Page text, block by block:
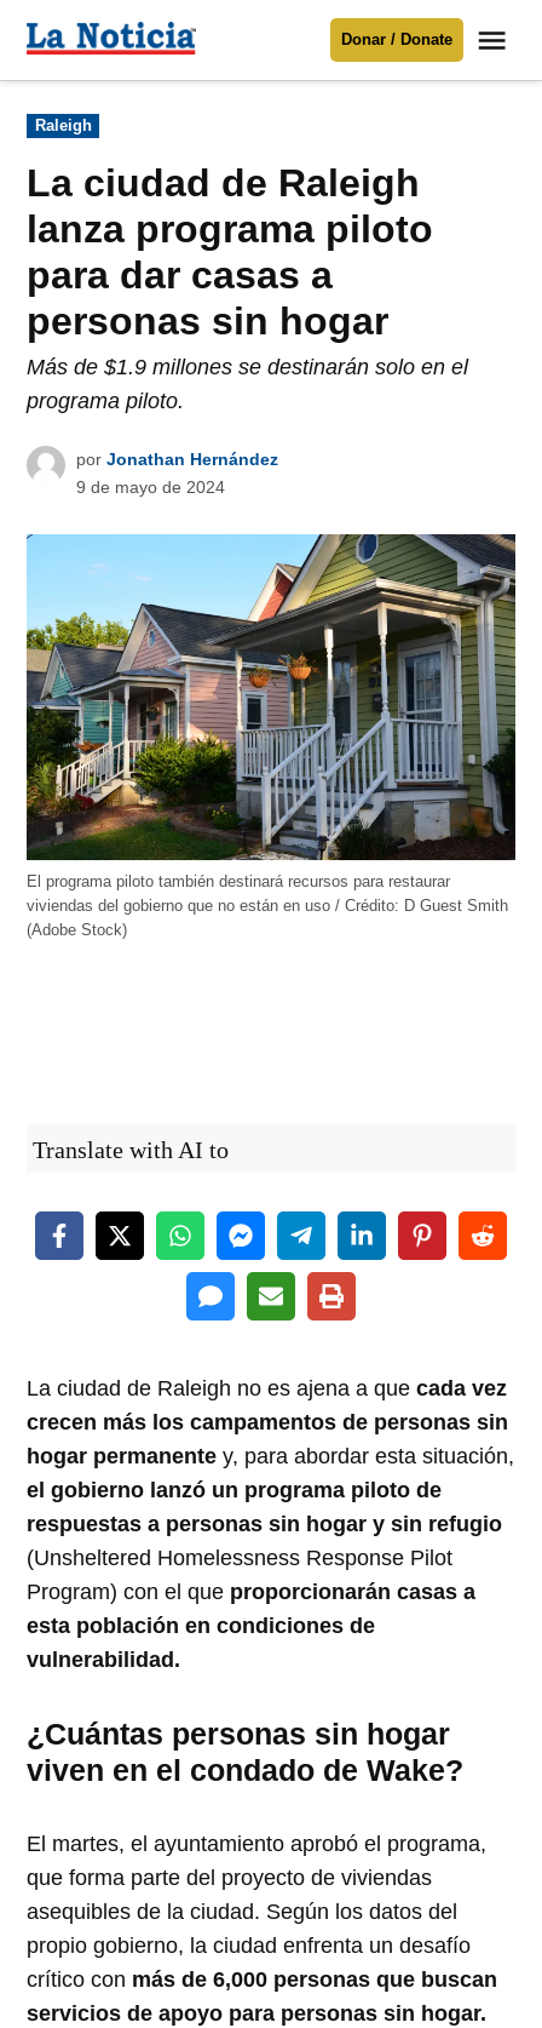
Para mantenerte informado necesitamos
Donar
contenido
Noticia
Donar / Donate
Publicado
en
Raleigh
La ciudad de Raleigh
lanza programa piloto
para dar casas a
personas sin hogar
Más de $1.9 millones se destinarán solo en el
programa piloto.
por Jonathan Hernández
9 de mayo de 2024
El programa piloto también destinará recursos para restaurar
viviendas del gobierno que no están en uso / Crédito: D Guest Smith
(Adobe Stock)
Translate with AI to
La ciudad de Raleigh no es ajena a que cada vez
crecen más los campamentos de personas sin
hogar permanentey, para abordar esta situación,
el gobierno lanzó un programa piloto de
respuestas a personas sin hogar y sin refugio
(Unsheltered Homelessness Response Pilot
Program) con el que proporcionarán casas a
esta población en condiciones de
vulnerabilidad.
¿Cuántas personas sin hogar
viven en el condado de Wake?
El martes, el ayuntamiento aprobó el programa,
que forma parte del proyecto de viviendas
asequibles de la ciudad. Según los datos del
propio gobierno, la ciudad enfrenta un desafío
crítico con más de 6,000 personas que buscan
servicios de apoyo para personas sin hogar.